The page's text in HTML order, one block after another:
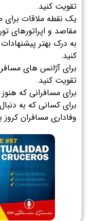
تقویت کنید.
یک نقطه ملاقات برای
مقاصد و اپراتورهای
به درک بهتر
کنید.
برای آژانس های
تقویت کنید.
برای مسافرانی که
برای کسانی که به
وفاداری مسافران